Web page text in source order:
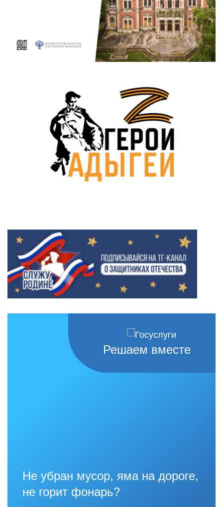
Решаем вместе
Не убран мусор, яма на дороге,
не горит фонарь?